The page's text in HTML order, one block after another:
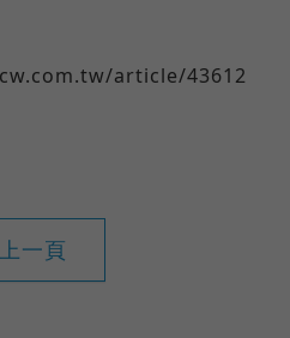
article/43612
一頁